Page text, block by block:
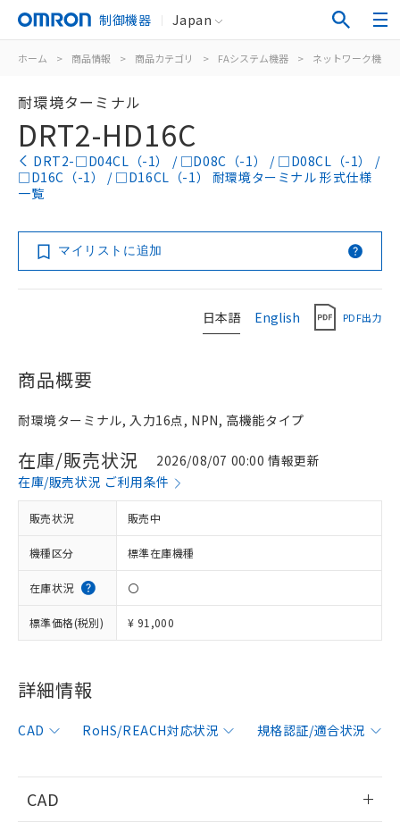
制御機器 Japan
ホーム > 商品情報 > 商品カテゴリ > FAシステム機器 > ネットワーク機器
耐環境ターミナル
DRT2-HD16C
DRT2-□D04CL（-1） / □D08C（-1） / □D08CL（-1） /
□D16C（-1） / □D16CL（-1） 耐環境ターミナル 形式仕様
一覧
マイリストに追加
日本語 English PDF出力
商品概要
耐環境ターミナル, 入力16点, NPN, 高機能タイプ
在庫/販売状況
2026/08/07 00:00 情報更新
在庫/販売状況 ご利用条件
販売状況 販売中
機種区分 標準在庫機種
在庫状況 〇
標準価格(税別) ¥ 91,000
詳細情報
CAD RoHS/REACH対応状況 規格認証/適合状況
CAD